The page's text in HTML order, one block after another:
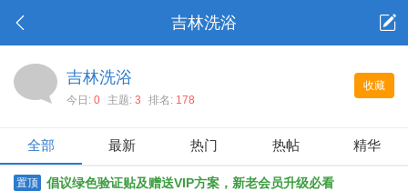
吉林洗浴
收藏
吉林洗浴
今日: 0 主题: 3 排名: 178
全部 最新 热门 热帖 精华
置顶 倡议绿色验证贴及赠送VIP方案，新老会员升级必看